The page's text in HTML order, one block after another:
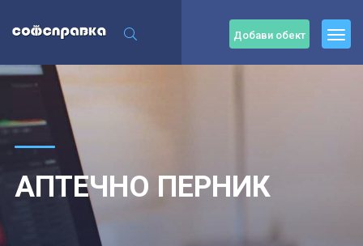
Добави обект
АПТЕЧНО ПЕРНИК